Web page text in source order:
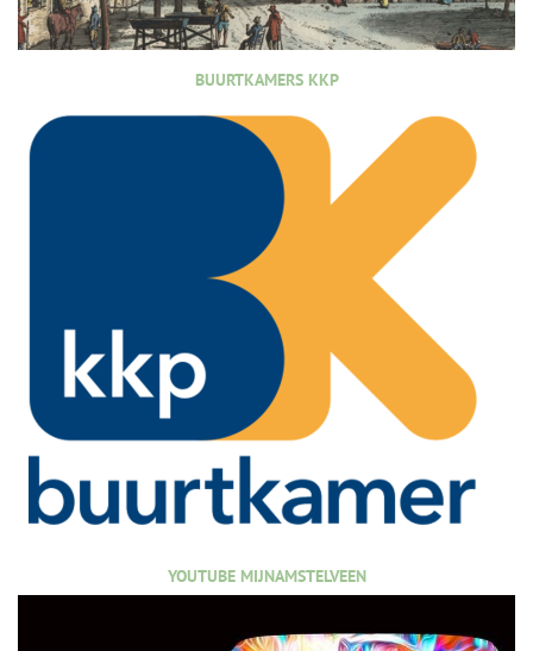
BUURTKAMERS KKP
YOUTUBE MIJNAMSTELVEEN